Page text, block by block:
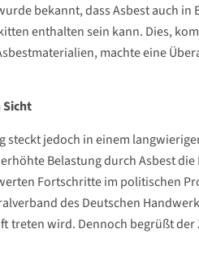
bekannt, dass Asbest auch
enthalten sein kann. Dies,
machte eine
Sicht
jedoch in einem
Belastung durch Asbest
Fortschritte im politischen
des Deutschen
treten wird. Dennoch begrüßt der